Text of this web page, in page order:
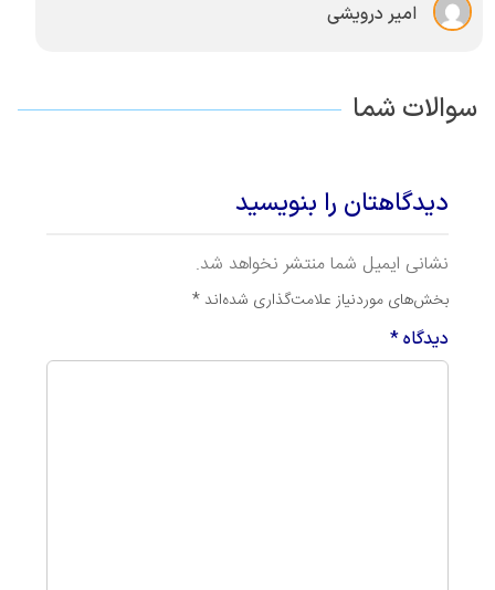
امیر درویشی
سوالات شما
دیدگاهتان را بنویسید
نشانی ایمیل شما منتشر نخواهد شد.
بخش‌های موردنیاز علامت‌گذاری شده‌اند *
دیدگاه*